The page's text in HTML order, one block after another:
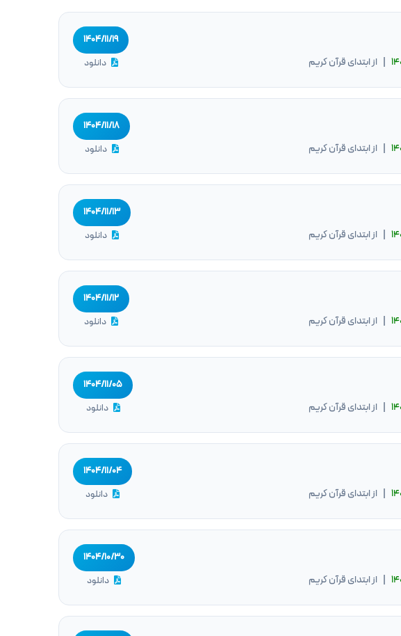
| از ابتدای قرآن کریم
۱۴۰۴/۱۱/۱۹
دانلود
| از ابتدای قرآن کریم
۱۴۰۴/۱۱/۱۸
دانلود
| از ابتدای قرآن کریم
۱۴۰۴/۱۱/۱۳
دانلود
| از ابتدای قرآن کریم
۱۴۰۴/۱۱/۱۲
دانلود
| از ابتدای قرآن کریم
۱۴۰۴/۱۱/۰۵
دانلود
| از ابتدای قرآن کریم
۱۴۰۴/۱۱/۰۴
دانلود
| از ابتدای قرآن کریم
۱۴۰۴/۱۰/۳۰
دانلود